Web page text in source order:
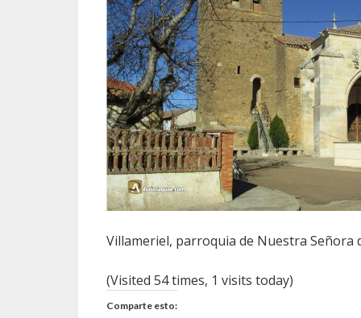
Villameriel, parroquia de Nuestra Señora
(Visited 54 times, 1 visits today)
Comparte esto: